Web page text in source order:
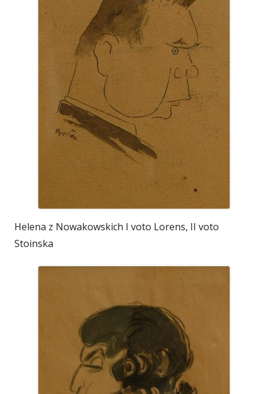
Helena z Nowakowskich I voto Lorens, II voto
Stoinska